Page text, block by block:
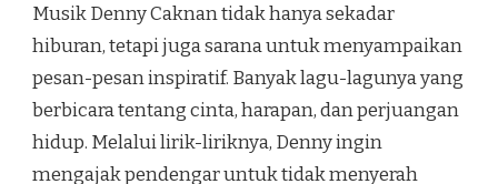
Musik Denny Caknan tidak hanya sekadar
hiburan, tetapi juga sarana untuk menyampaikan
pesan-pesan inspiratif. Banyak lagu-lagunya yang
berbicara tentang cinta, harapan, dan perjuangan
hidup. Melalui lirik-liriknya, Denny ingin
mengajak pendengar untuk tidak menyerah